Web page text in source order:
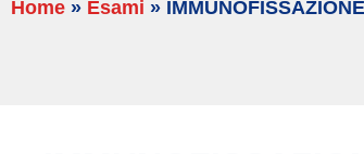
Home » Esami »